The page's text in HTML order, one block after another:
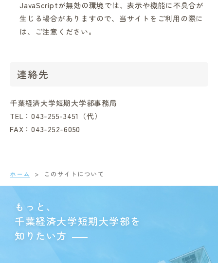
JavaScriptが無効の環境では、表示や機能に不具合が
生じる場合がありますので、当サイトをご利用の際に
は、ご注意ください。
連絡先
千葉経済大学短期大学部事務局
TEL：043-255-3451（代）
FAX：043-252-6050
ホーム このサイトについて
もっと、
千葉経済大学短期大学部を
知りたい方